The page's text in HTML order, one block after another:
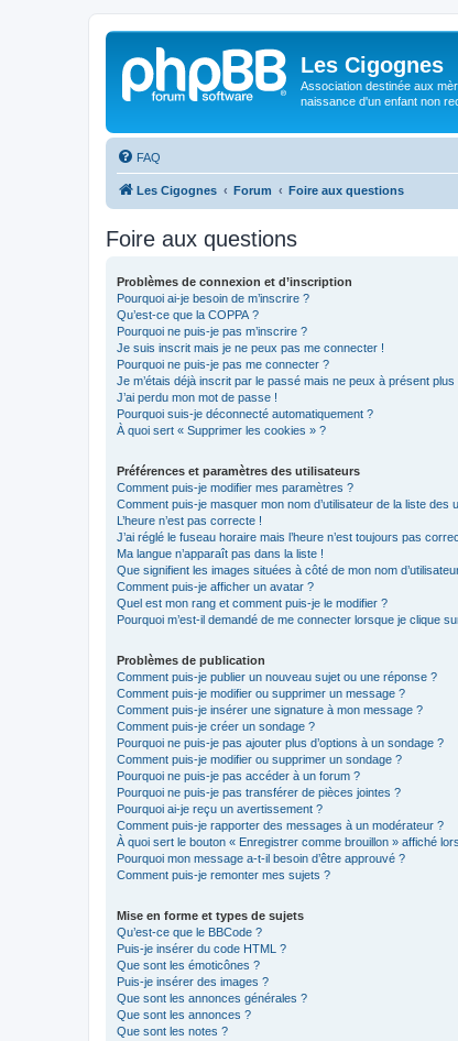
Les Cigognes
Association destinée aux
naissance d'un enfant non
FAQ
Les Cigognes Forum Foire aux questions
Foire aux questions
Problèmes de connexion et d’inscription
Pourquoi ai-je besoin de m’inscrire ?
Qu’est-ce que la COPPA ?
Pourquoi ne puis-je pas m’inscrire ?
Je suis inscrit mais je ne peux pas me connecter !
Pourquoi ne puis-je pas me connecter ?
Je m’étais déjà inscrit par le passé mais ne peux à présent
J’ai perdu mon mot de passe !
Pourquoi suis-je déconnecté automatiquement ?
À quoi sert « Supprimer les cookies » ?
Préférences et paramètres des utilisateurs
Comment puis-je modifier mes paramètres ?
Comment puis-je masquer mon nom d’utilisateur de la liste des
L’heure n’est pas correcte !
J’ai réglé le fuseau horaire mais l’heure n’est toujours pas
Ma langue n’apparaît pas dans la liste !
Que signifient les images situées à côté de mon nom
Comment puis-je afficher un avatar ?
Quel est mon rang et comment puis-je le modifier ?
Pourquoi m’est-il demandé de me connecter lorsque je clique
Problèmes de publication
Comment puis-je publier un nouveau sujet ou une réponse ?
Comment puis-je modifier ou supprimer un message ?
Comment puis-je insérer une signature à mon message ?
Comment puis-je créer un sondage ?
Pourquoi ne puis-je pas ajouter plus d’options à un sondage ?
Comment puis-je modifier ou supprimer un sondage ?
Pourquoi ne puis-je pas accéder à un forum ?
Pourquoi ne puis-je pas transférer de pièces jointes ?
Pourquoi ai-je reçu un avertissement ?
Comment puis-je rapporter des messages à un modérateur ?
À quoi sert le bouton « Enregistrer comme brouillon » affiché
Pourquoi mon message a-t-il besoin d’être approuvé ?
Comment puis-je remonter mes sujets ?
Mise en forme et types de sujets
Qu’est-ce que le BBCode ?
Puis-je insérer du code HTML ?
Que sont les émoticônes ?
Puis-je insérer des images ?
Que sont les annonces générales ?
Que sont les annonces ?
Que sont les notes ?